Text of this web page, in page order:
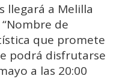
llegará a Melilla
de
que promete
podrá disfrutarse
a las 20:00